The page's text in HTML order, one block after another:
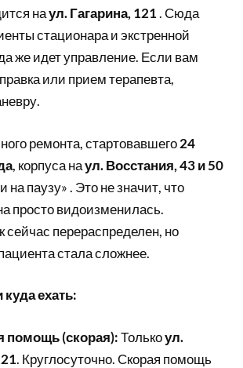
наул. Гагарина, 121. Сюда
стационара и экстренной
же идет управление. Если вам
или прием терапевта,
ремонта, стартовавшего24
, корпуса наул. Восстания, 43 и 50
на паузу» . Это не значит, что
просто видоизменилась.
сейчас перераспределен, но
стала сложнее.
куда ехать:
помощь (скорая):Толькоул.
. Круглосуточно. Скорая помощь